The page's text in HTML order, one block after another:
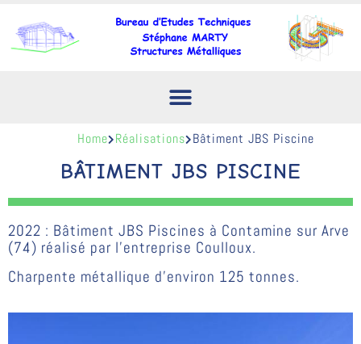
Home Réalisations Bâtiment JBS Piscine
BÂTIMENT JBS PISCINE
2022 : Bâtiment JBS Piscines à Contamine sur Arve
(74) réalisé par l’entreprise Coulloux.
Charpente métallique d’environ 125 tonnes.